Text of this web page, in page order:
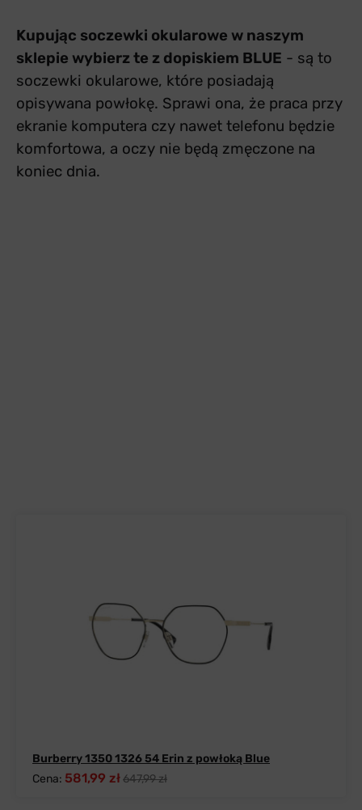
Kupując soczewki okularowe w naszym
sklepie wybierz te z dopiskiem BLUE - są to
soczewki okularowe, które posiadają
opisywana powłokę. Sprawi ona, że praca przy
ekranie komputera czy nawet telefonu będzie
komfortowa, a oczy nie będą zmęczone na
koniec dnia.
Burberry 1350 1326 54 Erin z powłoką Blue
Cena: 581,99 zł647,99 zł